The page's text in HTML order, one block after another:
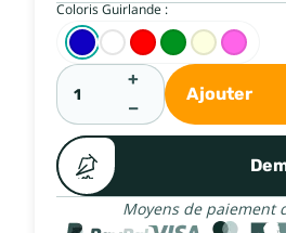
Coloris Guirlande :
+
−
Ajouter
Moyens de paiement